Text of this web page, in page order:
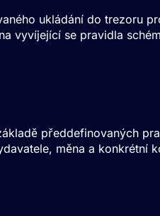
ukládání do trezoru
vyvíjející se pravidla
předdefinovaných
měna a konkrétní